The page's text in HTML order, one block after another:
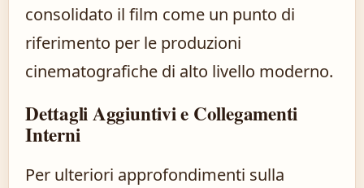
consolidato il film come un punto di
riferimento per le produzioni
cinematografiche di alto livello moderno.
Dettagli Aggiuntivi e Collegamenti
Interni
Per ulteriori approfondimenti sulla